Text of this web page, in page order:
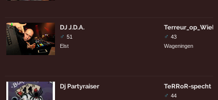
DJ J.D.A.
♂ 51
Elst
Dj Partyraiser
♂ 43
Wageningen
TeRRoR-specht
♂ 44